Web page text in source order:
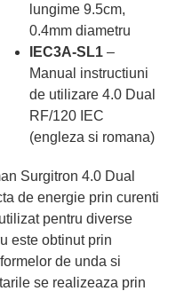
lungime 9.5cm,
0.4mm diametru
IEC3A-SL1 –
Manual instructiuni
de utilizare 4.0 Dual
RF/120 IEC
(engleza si romana)
Surgitron 4.0 Dual
de energie prin curenti
pentru diverse
este obtinut prin
de unda si
se realizeaza prin